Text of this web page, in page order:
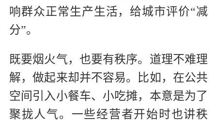
响群众正常生产生活，给城市评价“减
分”。
既要烟火气，也要有秩序。道理不难理
解，做起来却并不容易。比如，在公共
空间引入小餐车、小吃摊，本意是为了
聚拢人气。一些经营者开始时也讲秩